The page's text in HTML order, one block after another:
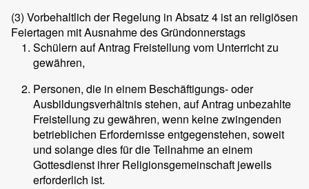
(3) Vorbehaltlich der Regelung in Absatz 4 ist an religiösen
Feiertagen mit Ausnahme des Gründonnerstags
Schülern auf Antrag Freistellung vom Unterricht zu
gewähren,
Personen, die in einem Beschäftigungs- oder
Ausbildungsverhältnis stehen, auf Antrag unbezahlte
Freistellung zu gewähren, wenn keine zwingenden
betrieblichen Erfordernisse entgegenstehen, soweit
und solange dies für die Teilnahme an einem
Gottesdienst ihrer Religionsgemeinschaft jeweils
erforderlich ist.